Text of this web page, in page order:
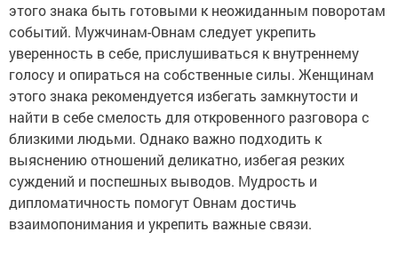
этого знака быть готовыми к неожиданным поворотам
событий. Мужчинам-Овнам следует укрепить
уверенность в себе, прислушиваться к внутреннему
голосу и опираться на собственные силы. Женщинам
этого знака рекомендуется избегать замкнутости и
найти в себе смелость для откровенного разговора с
близкими людьми. Однако важно подходить к
выяснению отношений деликатно, избегая резких
суждений и поспешных выводов. Мудрость и
дипломатичность помогут Овнам достичь
взаимопонимания и укрепить важные связи.